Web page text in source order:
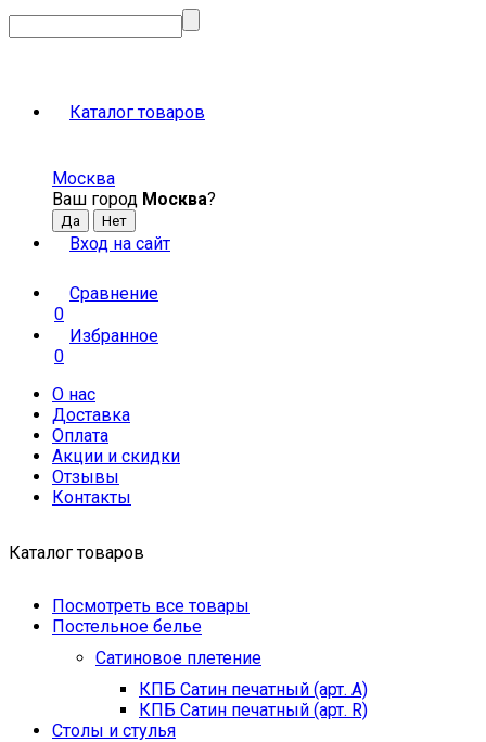
Каталог товаров
Москва
Ваш город Москва?
Вход на сайт
Сравнение
0
Избранное
0
О нас
Доставка
Оплата
Акции и скидки
Отзывы
Контакты
Каталог товаров
Посмотреть все товары
Постельное белье
Сатиновое плетение
КПБ Сатин печатный (арт. A)
КПБ Сатин печатный (арт. R)
Столы и стулья